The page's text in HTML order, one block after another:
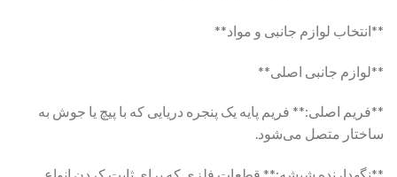
**انتخاب لوازم جانبی و مواد**
**لوازم جانبی اصلی**
**فریم اصلی:** فریم پایه یک پنجره دریایی که با پیچ یا جوش به
ساختار متصل می‌شود.